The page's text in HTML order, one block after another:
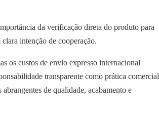
da verificação direta do produto para
intenção de cooperação.
os custos de envio expresso internacional
transparente como prática comercial
de qualidade, acabamento e